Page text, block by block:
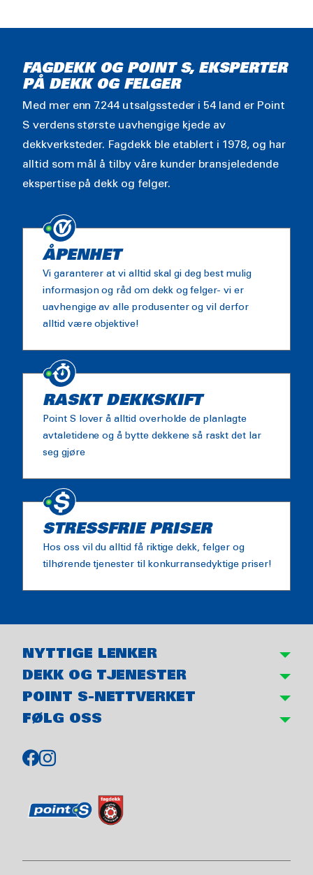
FAGDEKK OG POINT S, EKSPERTER
PÅ DEKK OG FELGER
Med mer enn 7.244 utsalgssteder i 54 land er Point
S verdens største uavhengige kjede av
dekkverksteder. Fagdekk ble etablert i 1978, og har
alltid som mål å tilby våre kunder bransjeledende
ekspertise på dekk og felger.
ÅPENHET
Vi garanterer at vi alltid skal gi deg best mulig
informasjon og råd om dekk og felger- vi er
uavhengige av alle produsenter og vil derfor
alltid være objektive!
RASKT DEKKSKIFT
Point S lover å alltid overholde de planlagte
avtaletidene og å bytte dekkene så raskt det lar
seg gjøre
STRESSFRIE PRISER
Hos oss vil du alltid få riktige dekk, felger og
tilhørende tjenester til konkurransedyktige priser!
NYTTIGE LENKER
DEKK OG TJENESTER
POINT S-NETTVERKET
FØLG OSS